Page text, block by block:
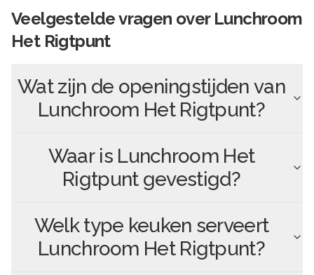
Veelgestelde vragen over Lunchroom
Het Rigtpunt
Wat zijn de openingstijden van
Lunchroom Het Rigtpunt?
Waar is Lunchroom Het
Rigtpuntgevestigd?
Welk type keuken serveert
Lunchroom Het Rigtpunt?